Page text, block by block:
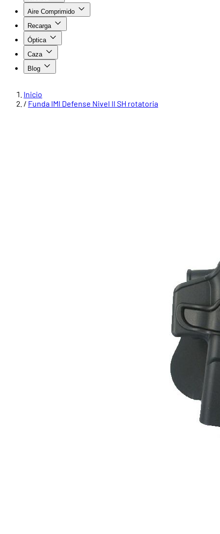
Aire Comprimido
Recarga
Óptica
Caza
Blog
Inicio
/ Funda IMI Defense Nivel II SH rotatoria